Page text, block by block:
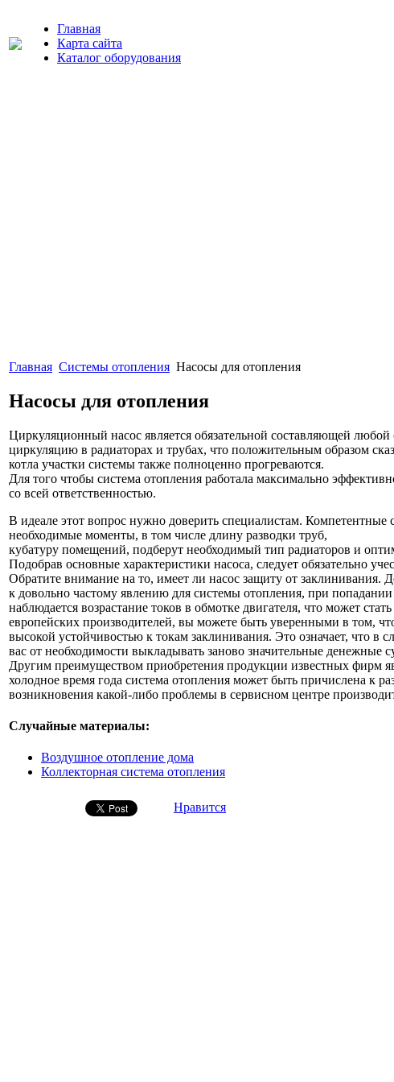
Главная
Карта сайта
Каталог оборудования
Главная Системы отопления Насосы для отопления
Насосы для отопления
Циркуляционный насос является обязательной составляющей
циркуляцию в радиаторах и трубах, что положительным образом
котла участки системы также полноценно прогреваются.
Для того чтобы система отопления работала максимально
со всей ответственностью.
В идеале этот вопрос нужно доверить специалистам.
необходимые моменты, в том числе длину разводки труб,
кубатуру помещений, подберут необходимый тип радиаторов и
Подобрав основные характеристики насоса, следует обязательно
Обратите внимание на то, имеет ли насос защиту от заклинивания.
к довольно частому явлению для системы отопления, при
наблюдается возрастание токов в обмотке двигателя, что может
европейских производителей, вы можете быть уверенными в том,
высокой устойчивостью к токам заклинивания. Это означает, что в
вас от необходимости выкладывать заново значительные
Другим преимуществом приобретения продукции известных фирм
холодное время года система отопления может быть причислена к
возникновения какой-либо проблемы в сервисном центре
Случайные материалы:
Воздушное отопление дома
Коллекторная система отопления
Нравится